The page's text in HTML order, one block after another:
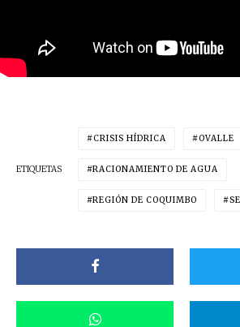
ETIQUETAS
CRISIS HÍDRICA OVALLE
RACIONAMIENTO DE AGUA
REGIÓN DE COQUIMBO